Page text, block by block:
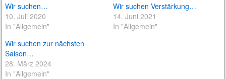
Wir suchen…
10. Juli 2020
In "Allgemein"
Wir suchen Verstärkung…
14. Juni 2021
In "Allgemein"
Wir suchen zur nächsten
Saison…
28. März 2024
In "Allgemein"